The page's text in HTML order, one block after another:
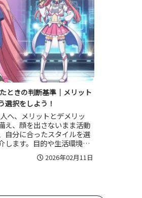
ときの判断基準｜メリット
選択をしよう！
へ、メリットとデメリッ
え、顔を出さないまま活動
自分に合ったスタイルを選
します。目的や生活環境、
具体的なリスク対策を知る
決断ができるようサポート
2026年02月11日